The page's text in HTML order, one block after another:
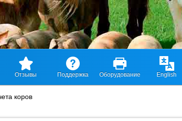
Отзывы Поддержка Оборудование English
коров